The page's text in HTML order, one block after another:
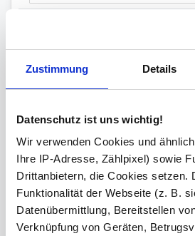
Zustimmung Details
Datenschutz ist uns wichtig!
Wir verwenden Cookies und
Ihre IP-Adresse, Zählpixel) sowie
Drittanbietern, die Cookies setzen.
Funktionalität der Webseite (z. B.
Datenübermittlung, Bereitstellen
Verknüpfung von Geräten,
Inklusive
Wandprofil, Stabilisationsstange
Versiegelung
Ihre Bemerkung
Zeichen übrig: 235 (von max. 235)